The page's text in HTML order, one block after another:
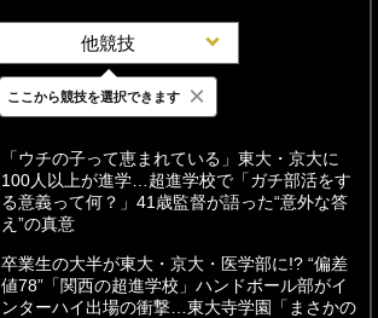
他競技
最新 24時間 週間
「ウチの子って恵まれている」東大・京大に
100人以上が進学…超進学校で「ガチ部活をす
る意義って何？」41歳監督が語った“意外な答
え”の真意
卒業生の大半が東大・京大・医学部に!? “偏差
値78”「関西の超進学校」ハンドボール部がイ
ンターハイ出場の衝撃…東大寺学園「まさかの
ここから競技を選択できます ×